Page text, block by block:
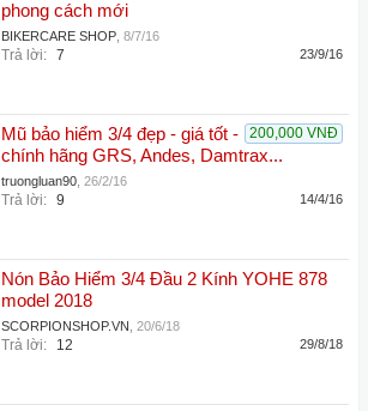
phong cách mới
BIKERCARE SHOP 8/7/16
Trả lời: 7 23/9/16
200,000 VNĐ
Mũ bảo hiểm 3/4 đẹp - giá tốt -
chính hãng GRS, Andes, Damtrax...
truongluan90 26/2/16
Trả lời: 9 14/4/16
Nón Bảo Hiểm 3/4 Đầu 2 Kính YOHE 878
model 2018
SCORPIONSHOP.VN 20/6/18
Trả lời: 12 29/8/18